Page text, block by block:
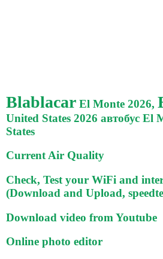
Blablacar El Monte 2026,
United States 2026 автобус El
States
Current Air Quality
Check, Test your WiFi and
(Download and Upload,
Download video from Youtube
Online photo editor